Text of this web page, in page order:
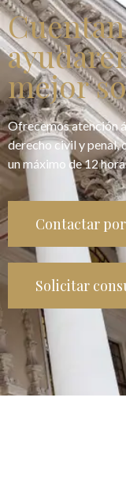
mejor
Ofrecemos atención
derecho civil y penal,
un máximo de 12
Contactar
Solicitar